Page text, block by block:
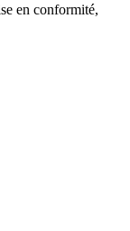
en conformité,